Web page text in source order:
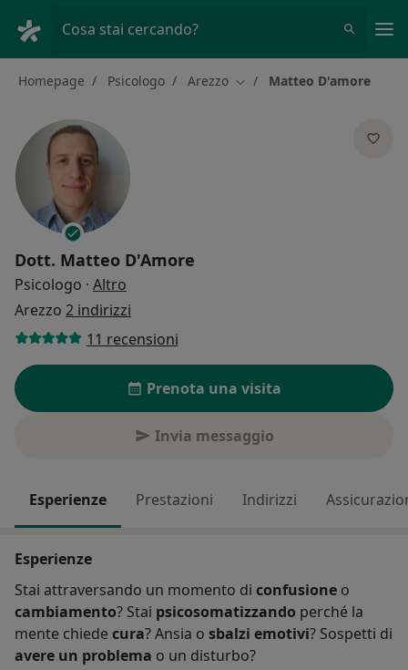
Cosa stai cercando?
Homepage Psicologo Arezzo Cambia città
Matteo D'amore
Dott. Matteo D'Amore
Psicologo · Altro
Arezzo 2 indirizzi
11 recensioni
Prenota una visita
Invia messaggio
Esperienze Prestazioni Indirizzi
Esperienze
Stai attraversando un momento di confusione o
cambiamento? Stai psicosomatizzando perché la
mente chiede cura? Ansia o sbalzi emotivi? Sospetti di
avere un problema o un disturbo?